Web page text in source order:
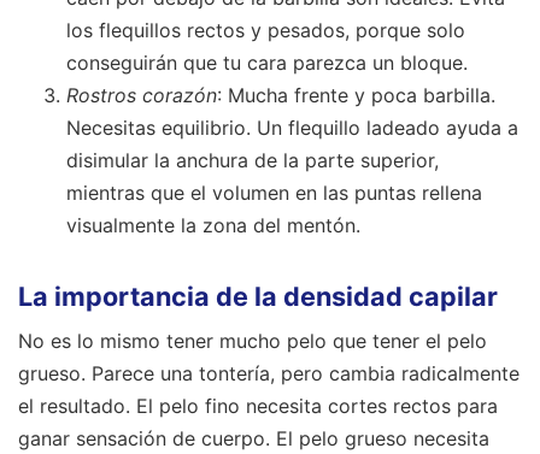
los flequillos rectos y pesados, porque solo
conseguirán que tu cara parezca un bloque.
Rostros corazón: Mucha frente y poca barbilla.
Necesitas equilibrio. Un flequillo ladeado ayuda a
disimular la anchura de la parte superior,
mientras que el volumen en las puntas rellena
visualmente la zona del mentón.
La importancia de la densidad capilar
No es lo mismo tener mucho pelo que tener el pelo
grueso. Parece una tontería, pero cambia radicalmente
el resultado. El pelo fino necesita cortes rectos para
ganar sensación de cuerpo. El pelo grueso necesita